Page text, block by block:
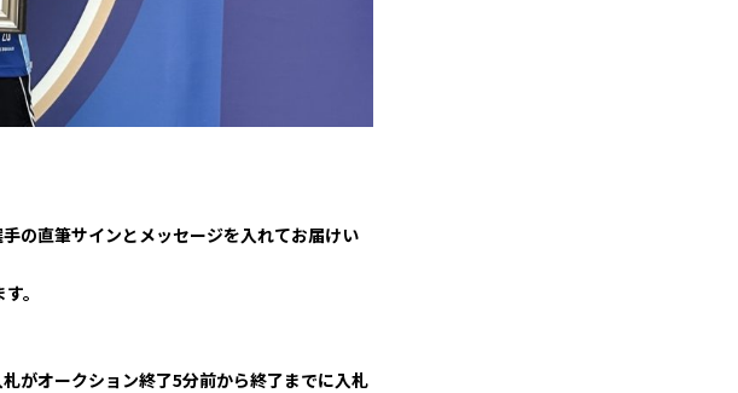
の直筆サインとメッセージを入れてお届けい
。
がオークション終了5分前から終了までに入札